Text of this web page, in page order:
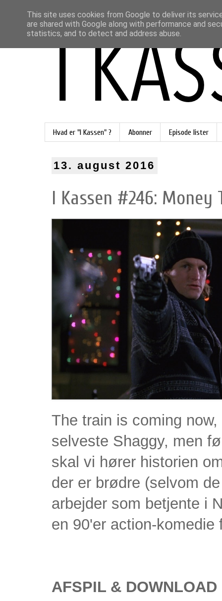
Hvad er "I Kassen" ? Abonner Episode lister
13. august 2016
I Kassen #246: Money
The train is coming
selveste Shaggy, men
skal vi hører historien
der er brødre (selvom
arbejder som betjente i
en 90'er action-
AFSPIL & DOWNLOAD
This site uses cookies from Google to deliver its
are shared with Google along with performance and
statistics, and to detect and address abuse.